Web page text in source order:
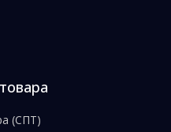
(СПТ)